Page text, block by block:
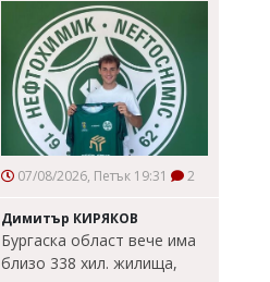
07/08/2026, Петък 19:31 2
Димитър КИРЯКОВ
Бургаска област вече има
близо 338 хил. жилища,